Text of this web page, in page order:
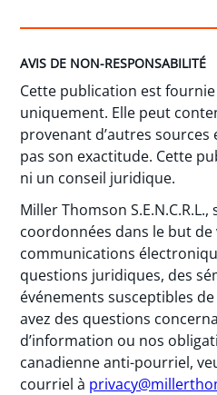
AVIS DE NON-RESPONSABILITÉ
Cette publication est
uniquement. Elle peut
provenant d’autres
pas son exactitude. Cette
ni un conseil juridique.
Miller Thomson
coordonnées dans le but de
communications
questions juridiques, des
événements susceptibles
avez des questions
d’information ou nos
canadienne anti-pourriel,
courriel à